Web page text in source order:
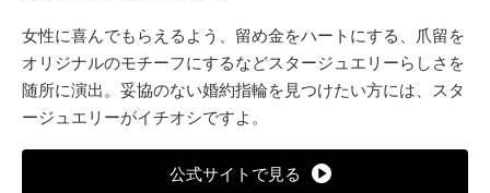
女性に喜んでもらえるよう、留め金をハートにする、爪留を
オリジナルのモチーフにするなどスタージュエリーらしさを
随所に演出。妥協のない婚約指輪を見つけたい方には、スタ
ージュエリーがイチオシですよ。
公式サイトで見る